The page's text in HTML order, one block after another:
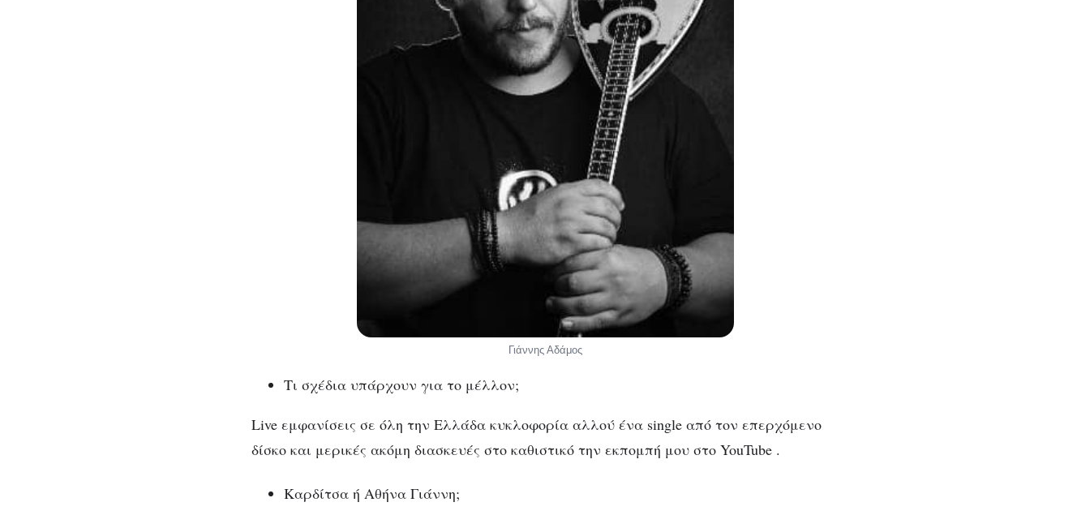
Γιάννης Αδάμος
Τι σχέδια υπάρχουν για το μέλλον;
Live εμφανίσεις σε όλη την Ελλάδα κυκλοφορία αλλού ένα single από τον επερχόμενο
δίσκο και μερικές ακόμη διασκευές στο καθιστικό την εκπομπή μου στο YouTube .
Καρδίτσα ή Αθήνα Γιάννη;